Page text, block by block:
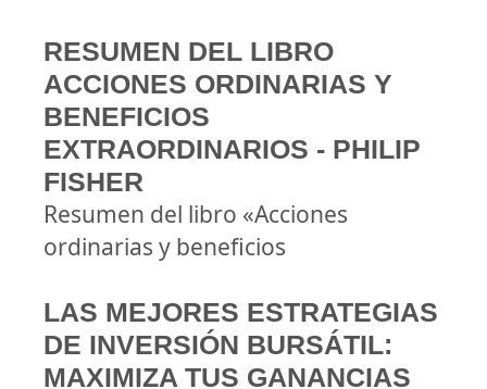
RESUMEN DEL LIBRO
ACCIONES ORDINARIAS Y
BENEFICIOS
EXTRAORDINARIOS - PHILIP
FISHER
Resumen del libro «Acciones
ordinarias y beneficios
LAS MEJORES ESTRATEGIAS
DE INVERSIÓN BURSÁTIL:
MAXIMIZA TUS GANANCIAS